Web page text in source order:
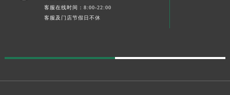
客服在线时间：8:00-22:00
客服及门店节假日不休